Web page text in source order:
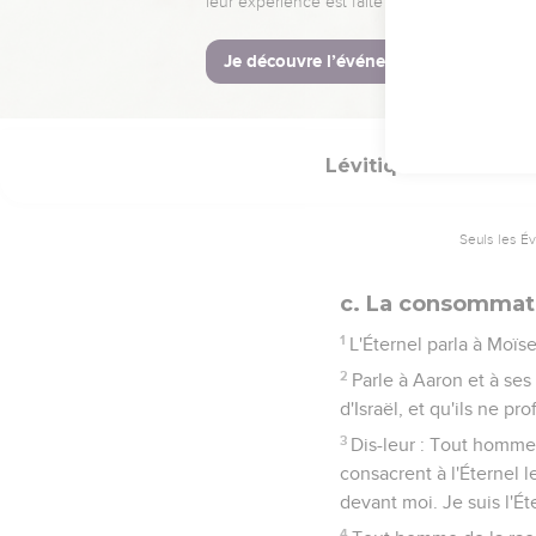
profanera point mes
Lévitique
Seuls les
c. La
1 L'Éternel parla à
2 Parle à Aaron et à
d'Israël, et qu'ils ne
3 Dis-leur : Tout
consacrent à l'Éternel
devant moi. Je suis
4